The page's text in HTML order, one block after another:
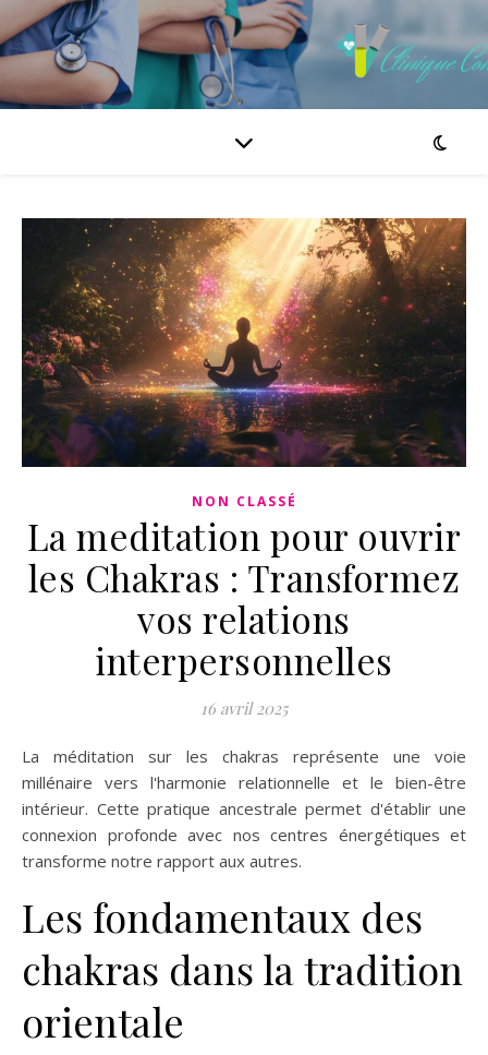
NON CLASSÉ
La meditation pour ouvrir
les Chakras : Transformez
vos relations
interpersonnelles
16 avril 2025
La méditation sur les chakras représente une voie
millénaire vers l'harmonie relationnelle et le bien-être
intérieur. Cette pratique ancestrale permet d'établir une
connexion profonde avec nos centres énergétiques et
transforme notre rapport aux autres.
Les fondamentaux des
chakras dans la tradition
orientale